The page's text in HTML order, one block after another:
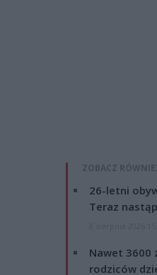
ZOBACZ
26-letni
Teraz
Nawet 3600
rodziców